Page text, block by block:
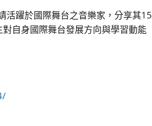
活躍於國際舞台之音樂家，分享其15
自身國際舞台發展方向與學習動能